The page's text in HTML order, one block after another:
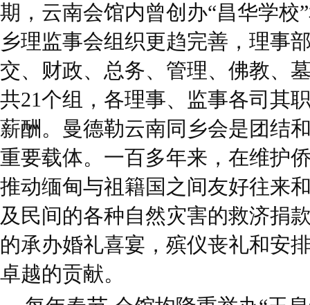
期，云南会馆内曾创办“昌华学校
乡理监事会组织更趋完善，理事
交、财政、总务、管理、佛教
共21个组，各理事、监事各司其
薪酬。曼德勒云南同乡会是团结
重要载体。一百多年来，在维护
推动缅甸与祖籍国之间友好往来
及民间的各种自然灾害的救济捐
的承办婚礼喜宴，殡仪丧礼和安
卓越的贡献。